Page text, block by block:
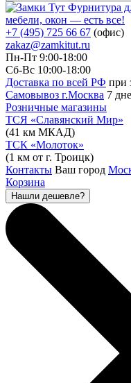
Фурнитура
мебели, окон — есть все!
+7 (495) 725 66 67 (офис)
zakaz@zamkitut.ru
Пн-Пт 9:00-18:00
Сб-Вс 10:00-18:00
Доставка по всей РФ при
Самовывоз г.Москва 7
Розничные магазины
ТСЯ «Славянский Мир»
(41 км МКАД)
ТСК «Молоток»
(1 км от г. Троицк)
Контакты Ваш город
Корзина
Нашли дешевле?